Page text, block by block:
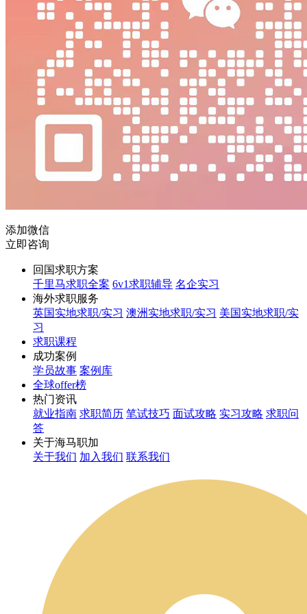
添加微信
立即咨询
回国求职方案
千里马求职全案 6v1求职辅导 名企实习
海外求职服务
英国实地求职/实习 澳洲实地求职/实习 美国实地求职/实
习
求职课程
成功案例
学员故事 案例库
全球offer榜
热门资讯
就业指南 求职简历 笔试技巧 面试攻略 实习攻略 求职问
答
关于海马职加
关于我们 加入我们 联系我们